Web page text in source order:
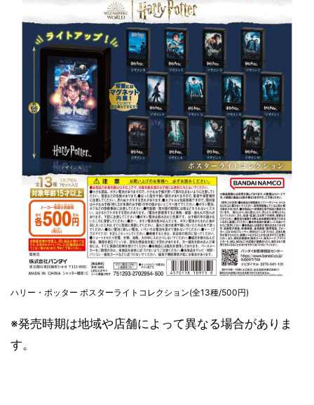
ハリー・ポッター ポスターライトコレクション(全13種/500円)
※発売時期は地域や店舗によって異なる場合がありま
す。